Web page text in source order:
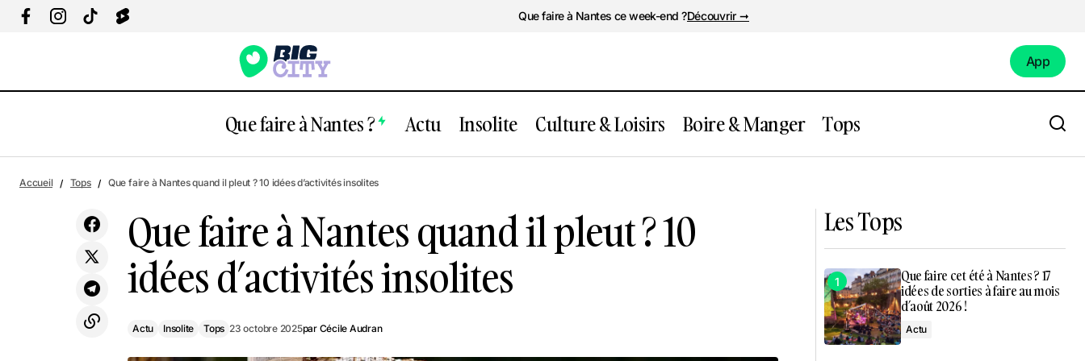
Que faire à Nantes ce week-end ?Découvrir ➞
App
Que faire à Nantes ? Actu Insolite Culture & Loisirs Boire & Manger Tops
Le plus grand dancefloor Roller Clubbing
de France débarque à Nantes !
Actu
Insolite
Que faire à Nantes quand il pleut ? 10 idées d’activités
Accueil Tops Que faire à Nantes quand il pleut ? 10 idées d’activités insolites
Que faire à Nantes quand il pleut ? 10
idées d’activités insolites
Actu Insolite Tops 23 octobre 2025par Cécile Audran
Les Tops
Que faire cet été à Nantes ? 17
idées de sorties à faire au mois
d’août 2026 !
Actu